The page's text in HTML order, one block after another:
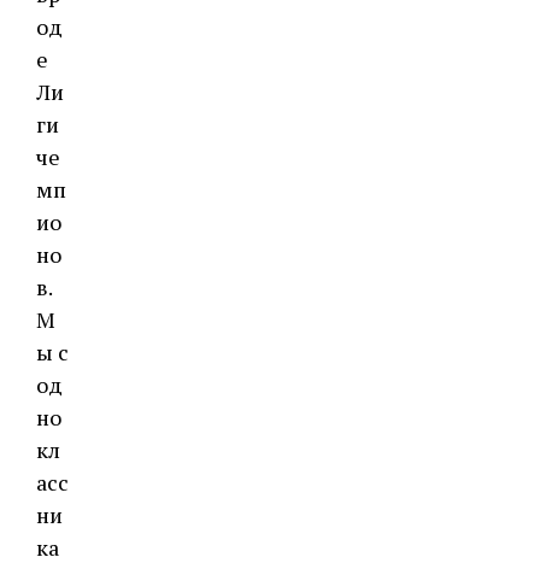
од
е
Ли
ги
че
мп
ио
но
в.
М
ы с
од
но
кл
асс
ни
ка